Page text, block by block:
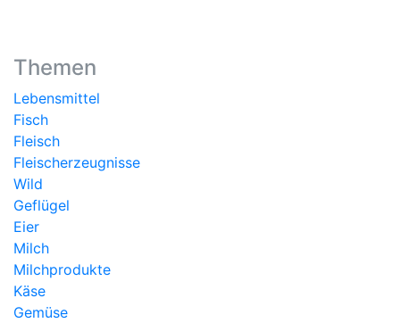
Themen
Lebensmittel
Fisch
Fleisch
Fleischerzeugnisse
Wild
Geflügel
Eier
Milch
Milchprodukte
Käse
Gemüse